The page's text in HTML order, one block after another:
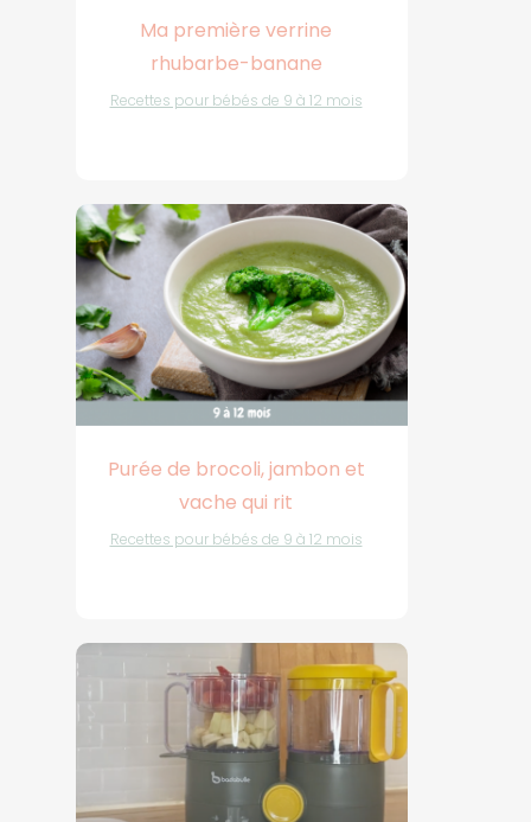
Ma première verrine
rhubarbe-banane
Recettes pour bébés de 9 à 12 mois
Purée de brocoli, jambon et
vache qui rit
Recettes pour bébés de 9 à 12 mois